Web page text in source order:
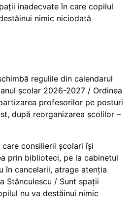
inadecvate în care copilul
nimic niciodată
regulile din calendarul
școlar 2026-2027 / Ordinea
profesorilor pe posturi
după reorganizarea școlilor –
consilierii școlari își
prin biblioteci, pe la cabinetul
în cancelarii, atrage atenția
Stănculescu / Sunt spații
nu va destăinui nimic